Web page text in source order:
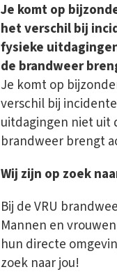
Je komt op
het verschil bij
fysieke
de brandweer
Je komt op
verschil bij
uitdagingen niet uit
brandweer brengt
Wij zijn op zoek
Bij de VRU
Mannen en
hun directe
zoek naar jou!